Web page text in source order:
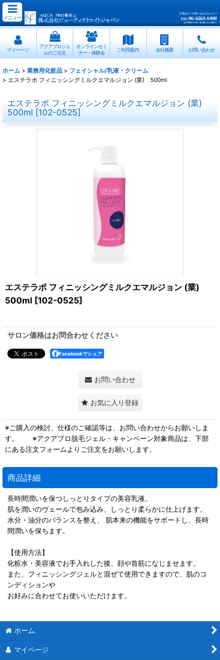
メニュー
マイページ
アクアプロジェ
ルのご注文
オンラインセミ
ナー・体験会
ご利用案内 会社概要 お問い合わせ
ホーム > 業務用化粧品 > フェイシャル/乳液・クリーム
> エステラボ フィニッシングミルクエマルジョン (業) 500ml
エステラボ フィニッシングミルクエマルジョン (業)
500ml [102-0525]
エステラボ フィニッシングミルクエマルジョン (業)
500ml [102-0525]
サロン価格はお問合わせください
Facebookでシェア
お問い合わせ
お気に入り登録
※ご購入の検討、仕様のご確認等は、お問い合わせからお願いしま
す。 ※アクアプロ脱毛ジェル・キャンペーン対象商品は、下部
にある注文フォームよりご注文をお願いします。
商品詳細
長時間潤いを保つしっとりタイプの美容乳液。
肌を潤いのヴェールで包み込み、しっとり柔らかに仕上げます。
水分・油分のバランスを整え、 肌本来の機能をサポートし、長時
間潤いを保ちます。
【使用方法】
化粧水・美容液でお手入れした後、顔や首筋になじませます。
また、フィニッシングジェルと混ぜて使用できますので、肌のコ
ンディションや
お好みに合わせてお使いいただけます。
ホーム
マイページ